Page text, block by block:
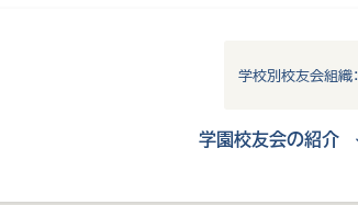
学校別校友会組織：
学園校友会の紹介